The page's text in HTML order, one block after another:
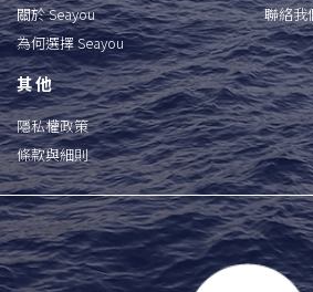
關於 Seayou
為何選擇 Seayou
聯絡我
其他
隱私權政策
條款與細則